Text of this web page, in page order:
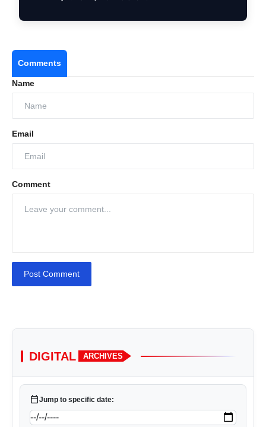
Comments
Name
Email
Comment
Post Comment
DIGITAL ARCHIVES
calendar_todayJump to specific date: